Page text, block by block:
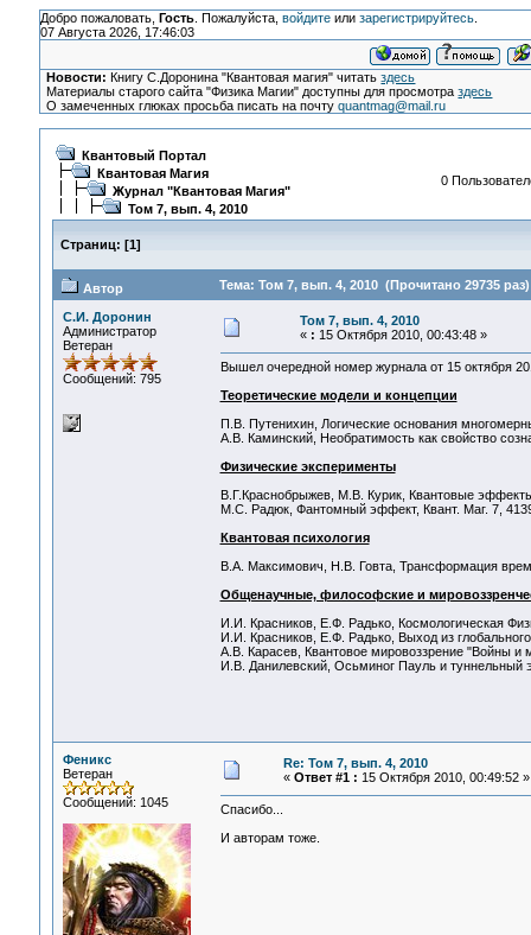
Добро пожаловать, Гость. Пожалуйста, войдитеили зарегистрируйтесь.
07 Августа 2026, 17:46:03
Новости: Книгу С.Доронина "Квантовая магия" читатьздесь
Материалы старого сайта "Физика Магии" доступны для просмотраздесь
О замеченных глюках просьба писать на почтуquantmag@mail.ru
Квантовый Портал
Квантовая Магия
Журнал "Квантовая Магия"
Том 7, вып. 4, 2010
0
Страниц: [1]
Автор Тема: Том 7, вып. 4, 2010 (Прочитано 29735 раз)
С.И. Доронин
Администратор
Ветеран
Сообщений: 795
Том 7, вып. 4, 2010
« : 15 Октября 2010, 00:43:48 »
Вышел очередной номер журнала от 15 октября
Теоретические модели и концепции
П.В. Путенихин, Логические основания
А.В. Каминский, Необратимость как свойство
Физические эксперименты
В.Г.Краснобрыжев, М.В. Курик, Квантовые
М.С. Радюк, Фантомный эффект, Квант. Маг. 7,
Квантовая психология
В.А. Максимович, Н.В. Говта, Трансформация
Общенаучные, философские и
И.И. Красников, Е.Ф. Радько, Космологическая
И.И. Красников, Е.Ф. Радько, Выход из
А.В. Карасев, Квантовое мировоззрение "Войны и
И.В. Данилевский, Осьминог Пауль и туннельный
Феникс
Ветеран
Сообщений: 1045
Re: Том 7, вып. 4, 2010
« Ответ #1 : 15 Октября 2010, 00:49:52 »
Спасибо...
И авторам тоже.